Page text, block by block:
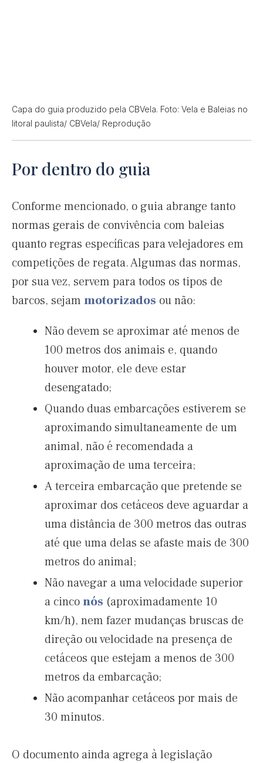
Capa do guia produzido pela CBVela. Foto: Vela e Baleias no
litoral paulista/ CBVela/ Reprodução
Por dentro do guia
Conforme mencionado, o guia abrange tanto
normas gerais de convivência com baleias
quanto regras específicas para velejadores em
competições de regata. Algumas das normas,
por sua vez, servem para todos os tipos de
barcos, sejam motorizados ou não:
Não devem se aproximar até menos de
100 metros dos animais e, quando
houver motor, ele deve estar
desengatado;
Quando duas embarcações estiverem se
aproximando simultaneamente de um
animal, não é recomendada a
aproximação de uma terceira;
A terceira embarcação que pretende se
aproximar dos cetáceos deve aguardar a
uma distância de 300 metros das outras
até que uma delas se afaste mais de 300
metros do animal;
Não navegar a uma velocidade superior
a cinconós (aproximadamente 10
km/h), nem fazer mudanças bruscas de
direção ou velocidade na presença de
cetáceos que estejam a menos de 300
metros da embarcação;
Não acompanhar cetáceos por mais de
30 minutos.
O documento ainda agrega à legislação